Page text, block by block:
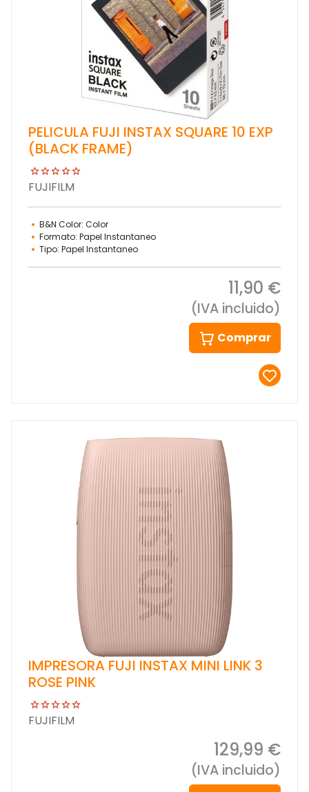
PELICULA FUJI INSTAX SQUARE 10 EXP
(BLACK FRAME)
FUJIFILM
B&N Color: Color
Formato: Papel Instantaneo
Tipo: Papel Instantaneo
11,90 €
(IVA incluido)
Comprar
IMPRESORA FUJI INSTAX MINI LINK 3
ROSE PINK
FUJIFILM
129,99 €
(IVA incluido)